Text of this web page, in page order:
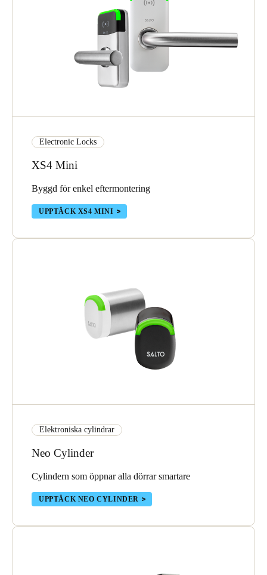
Electronic Locks
XS4 Mini
Byggd för enkel eftermontering
UPPTÄCK XS4 MINI
Elektroniska cylindrar
Neo Cylinder
Cylindern som öppnar alla dörrar smartare
UPPTÄCK NEO CYLINDER